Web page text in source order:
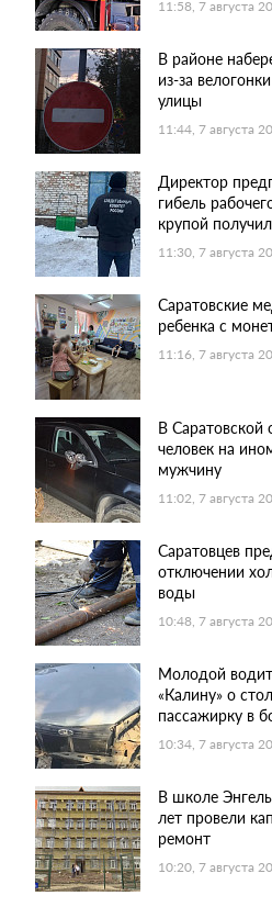
11:58, 7 августа
В районе
из-за
улицы
11:44, 7 августа
Директор
гибель
крупой
11:30, 7 августа
Саратовские
ребенка с
11:16, 7 августа
В Саратовской
человек на
мужчину
11:02, 7 августа
Саратовцев
отключении
воды
10:48, 7 августа
Молодой
«Калину» о
пассажирку в
10:34, 7 августа
В школе
лет провели
ремонт
10:20, 7 августа